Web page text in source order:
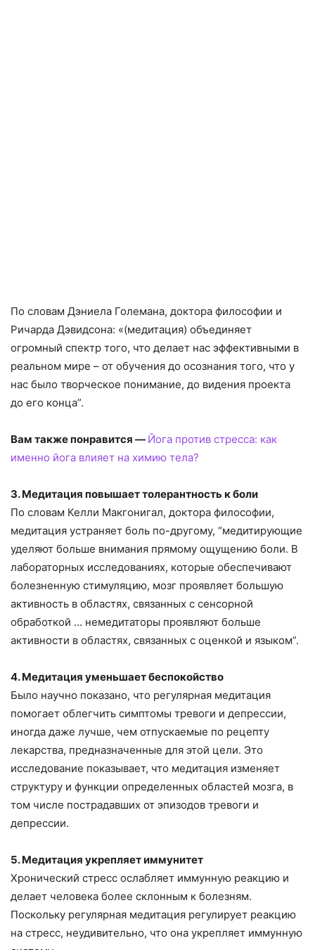
По словам Дэниела Големана, доктора философии и
Ричарда Дэвидсона: «(медитация) объединяет
огромный спектр того, что делает нас эффективными в
реальном мире – от обучения до осознания того, что у
нас было творческое понимание, до видения проекта
до его конца”.
Вам также понравится — Йога против стресса: как
именно йога влияет на химию тела?
3. Медитация повышает толерантность к боли
По словам Келли Макгонигал, доктора философии,
медитация устраняет боль по-другому, “медитирующие
уделяют больше внимания прямому ощущению боли. В
лабораторных исследованиях, которые обеспечивают
болезненную стимуляцию, мозг проявляет большую
активность в областях, связанных с сенсорной
обработкой … немедитаторы проявляют больше
активности в областях, связанных с оценкой и языком”.
4. Медитация уменьшает беспокойство
Было научно показано, что регулярная медитация
помогает облегчить симптомы тревоги и депрессии,
иногда даже лучше, чем отпускаемые по рецепту
лекарства, предназначенные для этой цели. Это
исследование показывает, что медитация изменяет
структуру и функции определенных областей мозга, в
том числе пострадавших от эпизодов тревоги и
депрессии.
5. Медитация укрепляет иммунитет
Хронический стресс ослабляет иммунную реакцию и
делает человека более склонным к болезням.
Поскольку регулярная медитация регулирует реакцию
на стресс, неудивительно, что она укрепляет иммунную